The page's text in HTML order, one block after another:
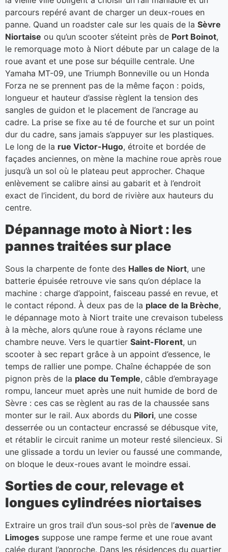
parcours repéré avant de charger un deux-roues en
panne. Quand un roadster cale sur les quais de la Sèvre
Niortaise ou qu’un scooter s’éteint près de Port Boinot,
le remorquage moto à Niort débute par un calage de la
roue avant et une pose sur béquille centrale. Une
Yamaha MT-09, une Triumph Bonneville ou un Honda
Forza ne se prennent pas de la même façon : poids,
longueur et hauteur d’assise règlent la tension des
sangles de guidon et le placement de l’ancrage au
cadre. La prise se fixe au té de fourche et sur un point
dur du cadre, sans jamais s’appuyer sur les plastiques.
Le long de la rue Victor-Hugo, étroite et bordée de
façades anciennes, on mène la machine roue après roue
jusqu’à un sol où le plateau peut approcher. Chaque
enlèvement se calibre ainsi au gabarit et à l’endroit
exact de l’incident, du bord de rivière aux hauteurs du
centre.
Dépannage moto à Niort : les
pannes traitées sur place
Sous la charpente de fonte des Halles de Niort, une
batterie épuisée retrouve vie sans qu’on déplace la
machine : charge d’appoint, faisceau passé en revue, et
le contact répond. À deux pas de la place de la Brèche,
le dépannage moto à Niort traite une crevaison tubeless
à la mèche, alors qu’une roue à rayons réclame une
chambre neuve. Vers le quartier Saint-Florent, un
scooter à sec repart grâce à un appoint d’essence, le
temps de rallier une pompe. Chaîne échappée de son
pignon près de la place du Temple, câble d’embrayage
rompu, lanceur muet après une nuit humide de bord de
Sèvre : ces cas se règlent au ras de la chaussée sans
monter sur le rail. Aux abords du Pilori, une cosse
desserrée ou un contacteur encrassé se débusque vite,
et rétablir le circuit ranime un moteur resté silencieux. Si
une glissade a tordu un levier ou faussé une commande,
on bloque le deux-roues avant le moindre essai.
Sorties de cour, relevage et
longues cylindrées niortaises
Extraire un gros trail d’un sous-sol près de l’avenue de
Limoges suppose une rampe ferme et une roue avant
calée durant l’approche. Dans les résidences du quartier